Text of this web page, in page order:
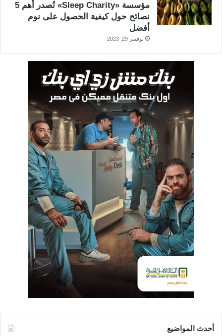
مؤسسة «Sleep Charity» تُصدر أهم 5
نصائح حول كيفية الحصول على نوم
أفضل
نوفمبر 29, 2023
أحدث المواضيع